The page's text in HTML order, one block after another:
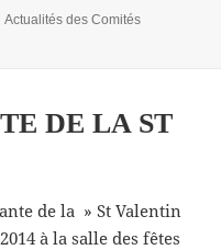
Catégories
Actualités des Comités
DE LA ST
de la » St Valentin
à la salle des fêtes